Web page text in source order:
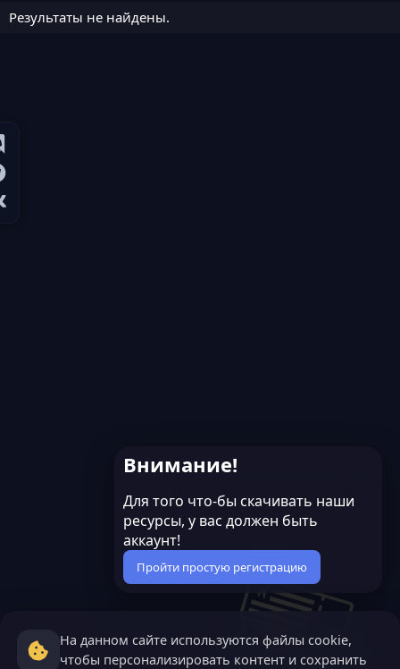
Результаты не найдены.
Внимание!
Для того что-бы скачивать наши
ресурсы, у вас должен быть
аккаунт!
Пройти простую регистрацию
На данном сайте используются файлы cookie,
чтобы персонализировать контент и сохранить